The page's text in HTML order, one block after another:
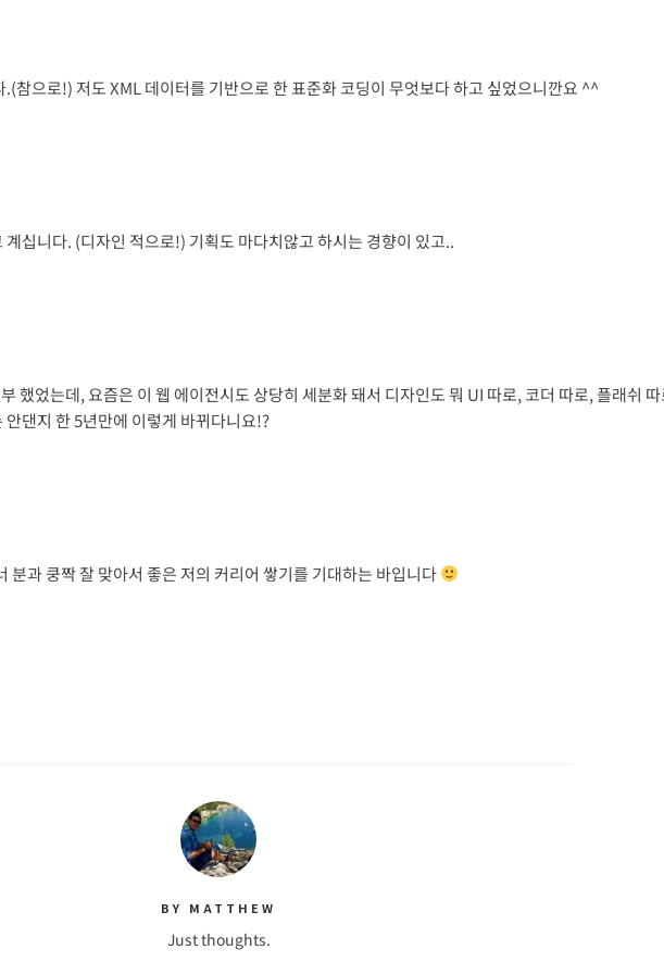
참으로!) 저도 XML 데이터를 기반으로 한 표준화 코딩이 무엇보다 하고 싶었으니깐요 ^^
십니다. (디자인 적으로!) 기획도 마다치않고 하시는 경향이 있고..
했었는데, 요즘은 이 웹 에이전시도 상당히 세분화 돼서 디자인도 뭐 UI 따로, 코더 따로, 플래쉬
댄지 한 5년만에 이렇게 바뀌다니요!?
과 쿵짝 잘 맞아서 좋은 저의 커리어 쌓기를 기대하는 바입니다
BY MATTHEW
Just thoughts.